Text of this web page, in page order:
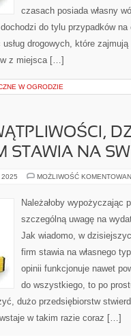
czasach posiada własny
do tylu przypadków na
drogowych, które
z miejsca […]
W OGRODZIE
STAWIA NA
2025 MOŻLIWOŚĆ
Należałoby wypożyczając
szczególną uwagę na
Jak wiadomo, w
firm stawia na własnego
opinii funkcjonuje nawet
do wszystkiego, to po
dużo przedsiębiorstw
w takim razie coraz […]